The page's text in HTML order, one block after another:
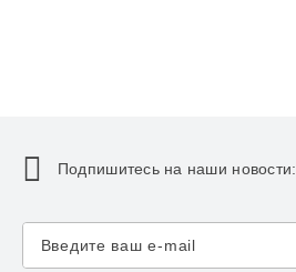
Подпишитесь на наши новости: